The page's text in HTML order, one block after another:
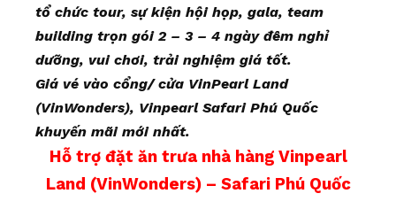
tổ chức tour, sự kiện hội họp, gala, team
building trọn gói 2 – 3 – 4 ngày đêm nghỉ
dưỡng, vui chơi, trải nghiệm giá tốt.
Giá vé vào cổng/ cửa VinPearl Land
(VinWonders), Vinpearl Safari Phú Quốc
khuyến mãi mới nhất.
Hỗ trợ đặt ăn trưa nhà hàng Vinpearl
Land (VinWonders) – Safari Phú Quốc